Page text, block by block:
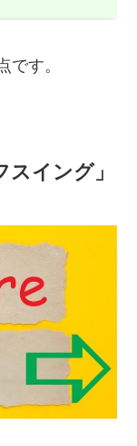
です。
イング」